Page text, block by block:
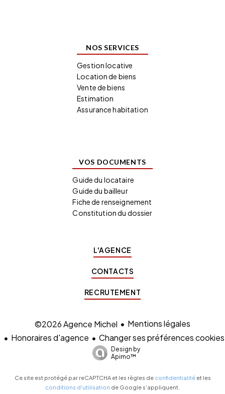
NOS SERVICES
Gestion locative
Location de biens
Vente de biens
Estimation
Assurance habitation
VOS DOCUMENTS
Guide du locataire
Guide du bailleur
Fiche de renseignement
Constitution du dossier
L'AGENCE
CONTACTS
RECRUTEMENT
©2026 Agence Michel
Mentions légales
Honoraires d'agence
Changer ses préférences cookies
Design by
Apimo™
Ce site est protégé par reCAPTCHA et les règles de confidentialitéet les
conditions d'utilisation de Google s'appliquent.